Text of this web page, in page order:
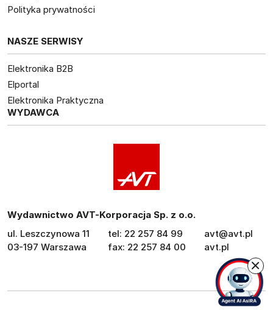
Polityka prywatności
NASZE SERWISY
Elektronika B2B
Elportal
Elektronika Praktyczna
WYDAWCA
Wydawnictwo AVT-Korporacja Sp. z o.o.
ul. Leszczynowa 11
03-197 Warszawa
tel: 22 257 84 99
fax: 22 257 84 00
avt@avt.pl
avt.pl